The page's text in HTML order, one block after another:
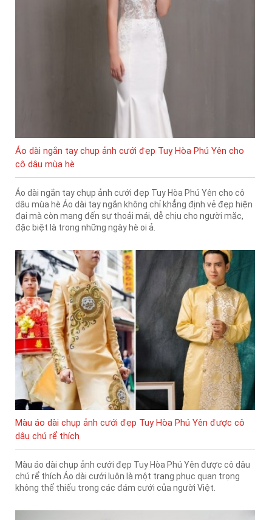
Áo dài ngắn tay chụp ảnh cưới đẹp Tuy Hòa Phú Yên cho
cô dâu mùa hè
Áo dài ngắn tay chụp ảnh cưới đẹp Tuy Hòa Phú Yên cho cô
dâu mùa hè Áo dài tay ngắn không chỉ khẳng định vẻ đẹp hiện
đại mà còn mang đến sự thoải mái, dễ chịu cho người mặc,
đặc biệt là trong những ngày hè oi ả.
Màu áo dài chụp ảnh cưới đẹp Tuy Hòa Phú Yên được cô
dâu chú rể thích
Màu áo dài chụp ảnh cưới đẹp Tuy Hòa Phú Yên được cô dâu
chú rể thích Áo dài cưới luôn là một trang phục quan trọng
không thể thiếu trong các đám cưới của người Việt.